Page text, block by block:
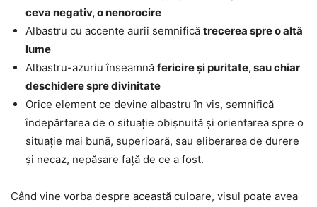
ceva negativ, o nenorocire
Albastru cu accente aurii semnifică trecerea spre o altă
lume
Albastru-azuriu înseamnă fericire și puritate, sau chiar
deschidere spre divinitate
Orice element ce devine albastru în vis, semnifică
îndepărtarea de o situație obișnuită și orientarea spre o
situație mai bună, superioară, sau eliberarea de durere
și necaz, nepăsare față de ce a fost.
Când vine vorba despre această culoare, visul poate avea